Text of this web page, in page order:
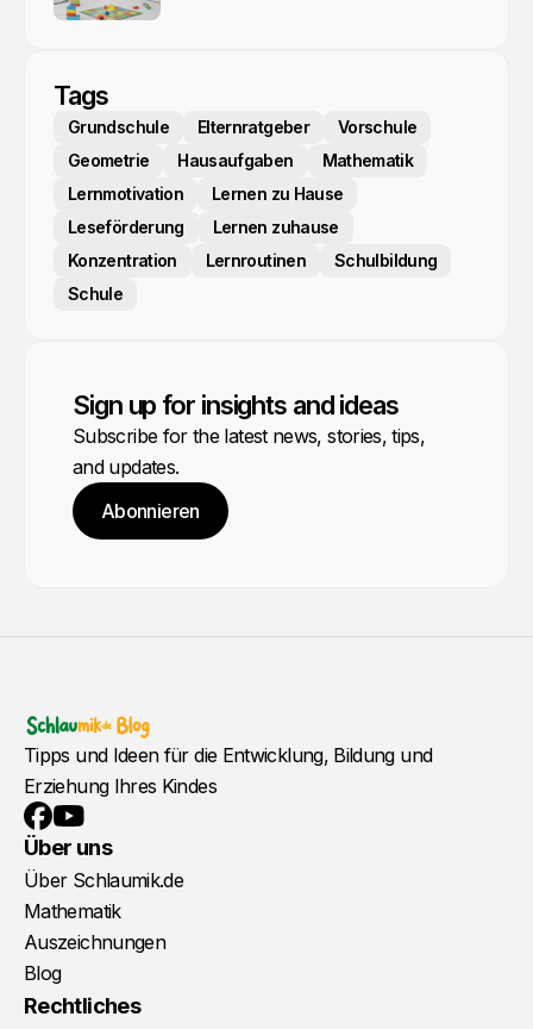
Tags
Grundschule Elternratgeber
Vorschule
Geometrie
Hausaufgaben
Mathematik
Lernmotivation
Lernen zu Hause
Leseförderung
Lernen zuhause
Konzentration
Lernroutinen
Schulbildung
Schule
Sign up for insights and ideas
Subscribe for the latest news, stories, tips,
and updates.
Abonnieren
Tipps und Ideen für die Entwicklung, Bildung und
Erziehung Ihres Kindes
Facebook
YouTube
Über uns
Über Schlaumik.de
Mathematik
Auszeichnungen
Blog
Rechtliches